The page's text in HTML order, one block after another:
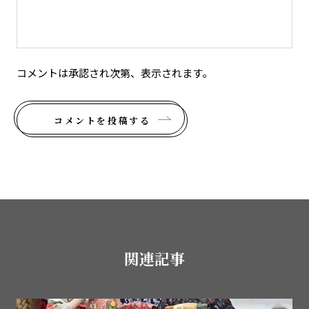
コメントは承認され次第、表示されます。
コメントを投稿する
関連記事